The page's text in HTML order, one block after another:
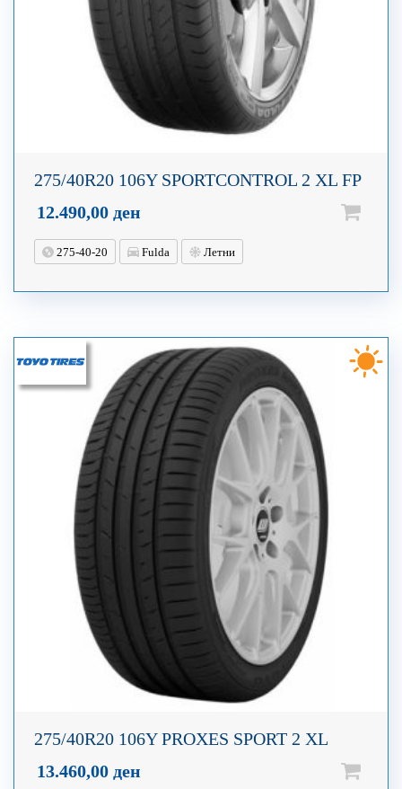
275/40R20 106Y SPORTCONTROL 2 XL FP
12.490,00 ден
275-40-20 Fulda Летни
275/40R20 106Y PROXES SPORT 2 XL
13.460,00 ден